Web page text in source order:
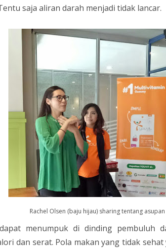
saja aliran darah menjadi tidak lancar.
Rachel Olsen (baju hijau) sharing tentang
menumpuk di dinding pembuluh
dan serat. Pola makan yang tidak